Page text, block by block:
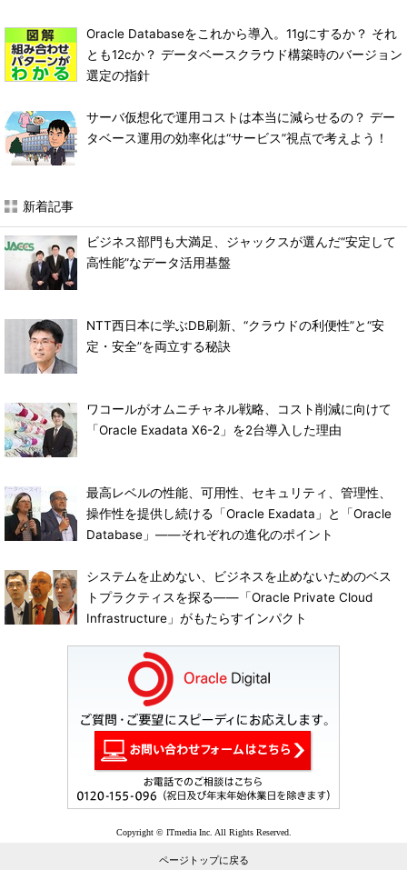
Oracle Databaseをこれから導入。11gにするか？ それ
とも12cか？ データベースクラウド構築時のバージョン
選定の指針
サーバ仮想化で運用コストは本当に減らせるの？ デー
タベース運用の効率化は“サービス”視点で考えよう！
新着記事
ビジネス部門も大満足、ジャックスが選んだ“安定して
高性能”なデータ活用基盤
NTT西日本に学ぶDB刷新、“クラウドの利便性”と“安
定・安全”を両立する秘訣
ワコールがオムニチャネル戦略、コスト削減に向けて
「Oracle Exadata X6-2」を2台導入した理由
最高レベルの性能、可用性、セキュリティ、管理性、
操作性を提供し続ける「Oracle Exadata」と「Oracle
Database」――それぞれの進化のポイント
システムを止めない、ビジネスを止めないためのベス
トプラクティスを探る――「Oracle Private Cloud
Infrastructure」がもたらすインパクト
Copyright © ITmedia Inc. All Rights Reserved.
ページトップに戻る